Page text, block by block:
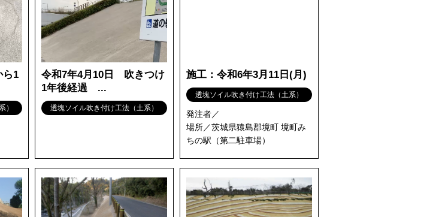
1
）
令和7年4月10日 吹きつけ
1年後経過 ...
透塊ソイル吹き付け工法（土系）
施工：令和6年3月11日(月)
透塊ソイル吹き付け工法（土系）
発注者／
場所／茨城県猿島郡境町 境町み
ちの駅（第二駐車場）